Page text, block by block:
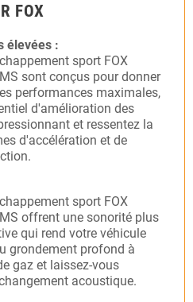
FOX
élevées :
sport FOX
sont conçus pour donner
performances maximales,
d'amélioration des
et ressentez la
d'accélération et de
sport FOX
offrent une sonorité plus
qui rend votre véhicule
grondement profond à
gaz et laissez-vous
acoustique.